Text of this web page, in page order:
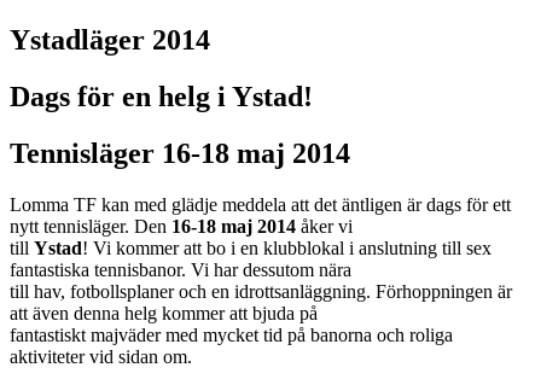
Ystadläger 2014
Dags för en helg i Ystad!
Tennisläger 16-18 maj 2014
Lomma TF kan med glädje meddela att det äntligen är dags för ett
nytt tennisläger. Den 16-18 maj 2014 åker vi
till Ystad! Vi kommer att bo i en klubblokal i anslutning till sex
fantastiska tennisbanor. Vi har dessutom nära
till hav, fotbollsplaner och en idrottsanläggning. Förhoppningen är
att även denna helg kommer att bjuda på
fantastiskt majväder med mycket tid på banorna och roliga
aktiviteter vid sidan om.